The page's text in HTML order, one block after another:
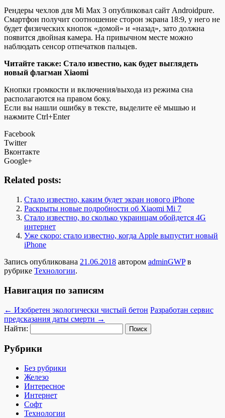
Рендеры чехлов для Mi Max 3 опубликовал сайт Androidpure.
Смартфон получит соотношение сторон экрана 18:9, у него не
будет физических кнопок «домой» и «назад», зато должна
появится двойная камера. На привычном месте можно
наблюдать сенсор отпечатков пальцев.
Читайте также: Стало известно, как будет выглядеть
новый флагман Xiaomi
Кнопки громкости и включения/выхода из режима сна
располагаются на правом боку.
Если вы нашли ошибку в тексте, выделите её мышью и
нажмите Ctrl+Enter
Facebook
Twitter
Вконтакте
Google+
Related posts:
Стало известно, каким будет экран нового iPhone
Раскрыты новые подробности об Xiaomi Mi 7
Стало известно, во сколько украинцам обойдется 4G
интернет
Уже скоро: стало известно, когда Apple выпустит новый
iPhone
Запись опубликована 21.06.2018 автором adminGWPв
рубрике Технологии.
Навигация по записям
← Изобретен экологически чистый бетон Разработан сервис
предсказания даты смерти →
Найти:
Рубрики
Без рубрики
Железо
Интересное
Интернет
Софт
Технологии